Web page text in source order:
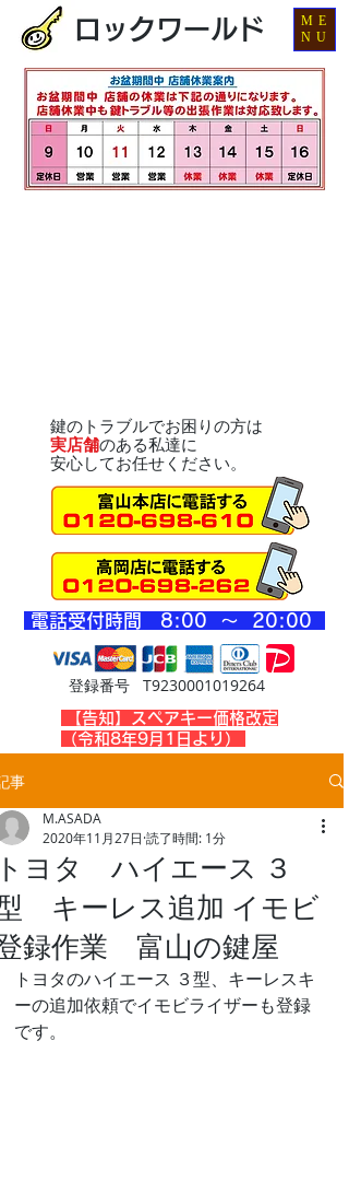
ロックワールド
鍵のトラブルでお困りの方は
実店舗のある私達に
安心してお任せください。
登録番号 T9230001019264
​電話受付時間 8:00 ～ 20:00
​【告知】スペアキー価格改定
（令和8年9月1日より）
ME
NU
事
ヨタ ハイエース ３
キーレス追加 イモビ
録作業 富山の鍵屋
M.ASADA
2020年11月27日 読了時間: 1分
トヨタのハイエース ３型、キーレスキ
ーの追加依頼でイモビライザーも登録
です。